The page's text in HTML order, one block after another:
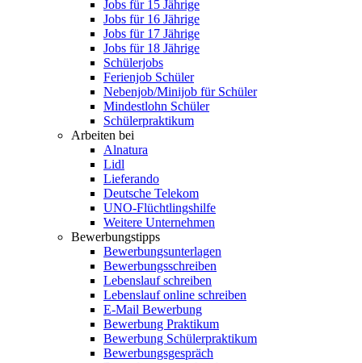
Jobs für 15 Jährige
Jobs für 16 Jährige
Jobs für 17 Jährige
Jobs für 18 Jährige
Schülerjobs
Ferienjob Schüler
Nebenjob/Minijob für Schüler
Mindestlohn Schüler
Schülerpraktikum
Arbeiten bei
Alnatura
Lidl
Lieferando
Deutsche Telekom
UNO-Flüchtlingshilfe
Weitere Unternehmen
Bewerbungstipps
Bewerbungsunterlagen
Bewerbungsschreiben
Lebenslauf schreiben
Lebenslauf online schreiben
E-Mail Bewerbung
Bewerbung Praktikum
Bewerbung Schülerpraktikum
Bewerbungsgespräch